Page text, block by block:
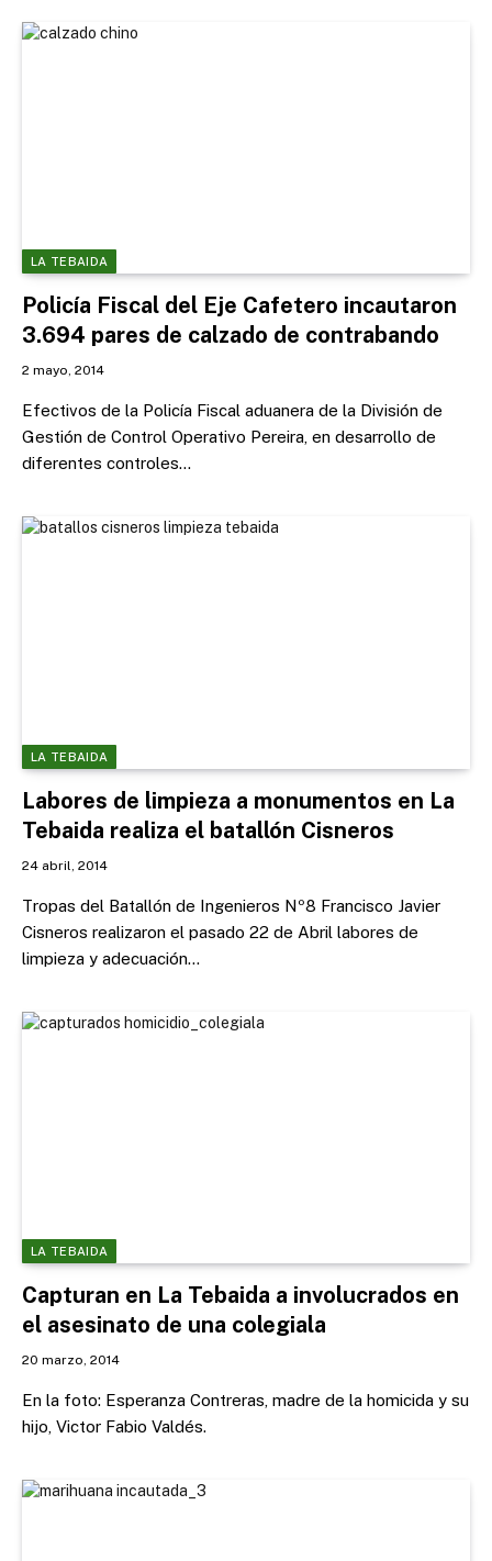
LA TEBAIDA
Policía Fiscal del Eje Cafetero incautaron
3.694 pares de calzado de contrabando
2 mayo, 2014
Efectivos de la Policía Fiscal aduanera de la División de
Gestión de Control Operativo Pereira, en desarrollo de
diferentes controles…
LA TEBAIDA
Labores de limpieza a monumentos en La
Tebaida realiza el batallón Cisneros
24 abril, 2014
Tropas del Batallón de Ingenieros Nº8 Francisco Javier
Cisneros realizaron el pasado 22 de Abril labores de
limpieza y adecuación…
LA TEBAIDA
Capturan en La Tebaida a involucrados en
el asesinato de una colegiala
20 marzo, 2014
En la foto: Esperanza Contreras, madre de la homicida y su
hijo, Victor Fabio Valdés.